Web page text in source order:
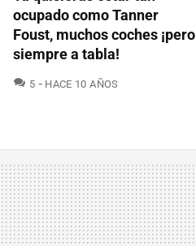
ocupado como Tanner
Foust, muchos coches ¡pero
siempre a tabla!
5 COMENTARIOS
HACE 10 AÑOS